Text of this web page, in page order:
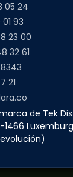
05 24
93
23 00
32 61
21
de Tek
1466